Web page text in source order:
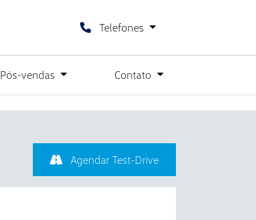
Telefones
Pós-vendas Contato
Agendar Test-Drive